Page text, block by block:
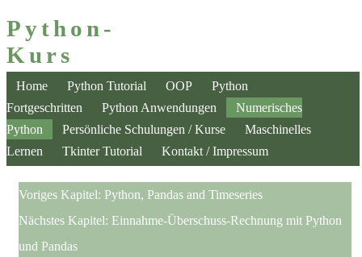
Python-
Kurs
Home Python Tutorial OOP
Python
Fortgeschritten
Python Anwendungen
Numerisches
Python
Persönliche Schulungen / Kurse
Maschinelles
Lernen
Tkinter Tutorial Kontakt / Impressum
Voriges Kapitel: Python, Pandas and Timeseries
Nächstes Kapitel: Einnahme-Überschuss-Rechnung mit Python
und Pandas